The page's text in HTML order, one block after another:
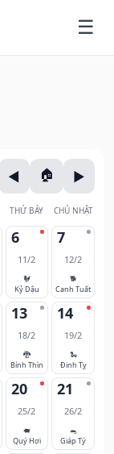
THỨ BẢY CHỦ NHẬT
6
11/2
🐓
Kỷ Dậu
7
12/2
🐕
Canh Tuất
13
18/2
🐉
Bính Thìn
14
19/2
🐍
Đinh Tỵ
20
25/2
🐖
Quý Hợi
21
26/2
🐀
Giáp Tý